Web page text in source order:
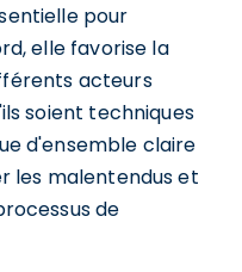
pour
elle favorise la
acteurs
soient techniques
d'ensemble claire
les malentendus et
de